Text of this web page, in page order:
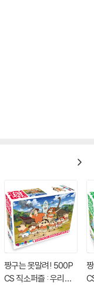
짱구는 못말려! 500P
CS 직소퍼즐 : 우리들